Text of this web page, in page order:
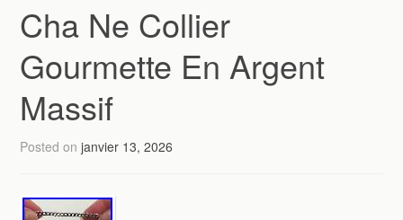
Cha Ne Collier
Gourmette En Argent
Massif
Posted onjanvier 13, 2026